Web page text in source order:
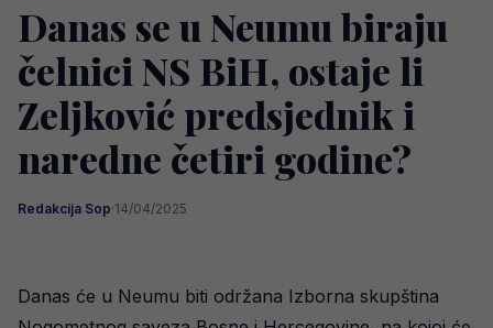
Danas se u Neumu biraju
čelnici NS BiH, ostaje li
Zeljković predsjednik i
naredne četiri godine?
Redakcija Sop·14/04/2025
Danas će u Neumu biti održana Izborna skupština